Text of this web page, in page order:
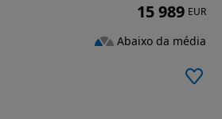
15 989 EUR
Abaixo da média